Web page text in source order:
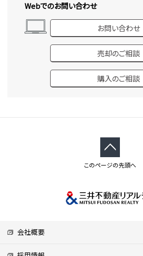
Webでのお問い合わせ
お問い合わせ
売却のご相談
購入のご相談
このページの先頭へ
会社概要